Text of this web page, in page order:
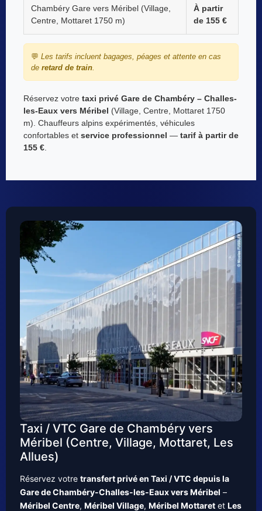
Chambéry Gare vers Méribel (Village,
Centre, Mottaret 1750 m)
À partir
de 155 €
💬 Les tarifs incluent bagages, péages et attente en cas
de retard de train.
Réservez votre taxi privé Gare de Chambéry – Challes-
les-Eaux vers Méribel (Village, Centre, Mottaret 1750
m). Chauffeurs alpins expérimentés, véhicules
confortables et service professionnel — tarif à partir de
155 €.
Taxi / VTC Gare de Chambéry vers
Méribel (Centre, Village, Mottaret, Les
Allues)
Réservez votre transfert privé en Taxi / VTC depuis la
Gare de Chambéry-Challes-les-Eaux vers Méribel –
Méribel Centre, Méribel Village, Méribel Mottaret et Les